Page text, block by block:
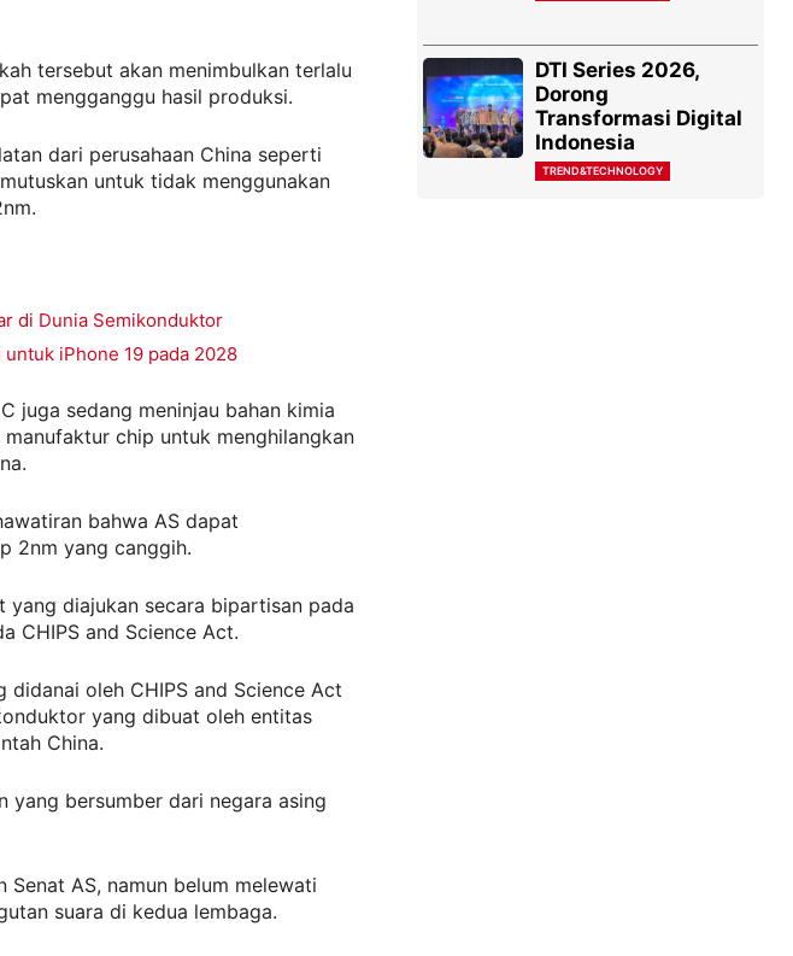
tersebut akan menimbulkan terlalu
mengganggu hasil produksi.
dari perusahaan China seperti
untuk tidak menggunakan
di Dunia Semikonduktor
iPhone 19 pada 2028
juga sedang meninjau bahan kimia
chip untuk menghilangkan
bahwa AS dapat
2nm yang canggih.
yang diajukan secara bipartisan pada
CHIPS and Science Act.
oleh CHIPS and Science Act
yang dibuat oleh entitas
China.
yang bersumber dari negara asing
Senat AS, namun belum melewati
suara di kedua lembaga.
DTI Series 2026,
Dorong
Transformasi Digital
Indonesia
TREND&TECHNOLOGY